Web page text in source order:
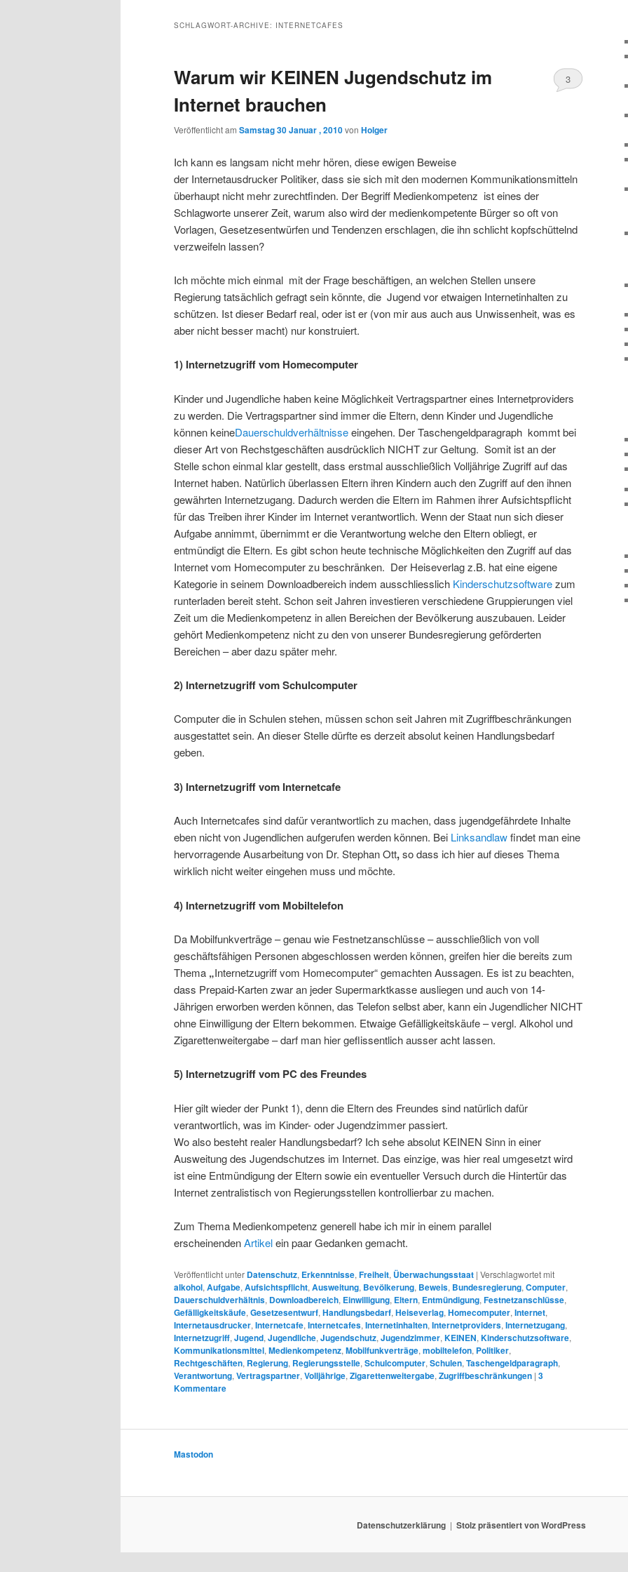
wechseln
SCHLAGWORT-ARCHIVE: INTERNETCAFES
Warum wir KEINEN Jugendschutz im
Internet brauchen
Veröffentlicht am Samstag 30 Januar , 2010von Holger
3
Ich kann es langsam nicht mehr hören, diese ewigen Beweise
der Internetausdrucker Politiker, dass sie sich mit den modernen Kommunikationsmitteln
überhaupt nicht mehr zurechtfinden. Der Begriff Medienkompetenz ist eines der
Schlagworte unserer Zeit, warum also wird der medienkompetente Bürger so oft von
Vorlagen, Gesetzesentwürfen und Tendenzen erschlagen, die ihn schlicht kopfschüttelnd
verzweifeln lassen?
Ich möchte mich einmal mit der Frage beschäftigen, an welchen Stellen unsere
Regierung tatsächlich gefragt sein könnte, die Jugend vor etwaigen Internetinhalten zu
schützen. Ist dieser Bedarf real, oder ist er (von mir aus auch aus Unwissenheit, was es
aber nicht besser macht) nur konstruiert.
1) Internetzugriff vom Homecomputer
Kinder und Jugendliche haben keine Möglichkeit Vertragspartner eines Internetproviders
zu werden. Die Vertragspartner sind immer die Eltern, denn Kinder und Jugendliche
können keineDauerschuldverhältnisseeingehen. Der Taschengeldparagraph kommt bei
dieser Art von Rechstgeschäften ausdrücklich NICHT zur Geltung. Somit ist an der
Stelle schon einmal klar gestellt, dass erstmal ausschließlich Volljährige Zugriff auf das
Internet haben. Natürlich überlassen Eltern ihren Kindern auch den Zugriff auf den ihnen
gewährten Internetzugang. Dadurch werden die Eltern im Rahmen ihrer Aufsichtspflicht
für das Treiben ihrer Kinder im Internet verantwortlich. Wenn der Staat nun sich dieser
Aufgabe annimmt, übernimmt er die Verantwortung welche den Eltern obliegt, er
entmündigt die Eltern. Es gibt schon heute technische Möglichkeiten den Zugriff auf das
Internet vom Homecomputer zu beschränken. Der Heiseverlag z.B. hat eine eigene
Kategorie in seinem Downloadbereich indem ausschliesslich Kinderschutzsoftwarezum
runterladen bereit steht. Schon seit Jahren investieren verschiedene Gruppierungen viel
Zeit um die Medienkompetenz in allen Bereichen der Bevölkerung auszubauen. Leider
gehört Medienkompetenz nicht zu den von unserer Bundesregierung geförderten
Bereichen – aber dazu später mehr.
2) Internetzugriff vom Schulcomputer
Computer die in Schulen stehen, müssen schon seit Jahren mit Zugriffbeschränkungen
ausgestattet sein. An dieser Stelle dürfte es derzeit absolut keinen Handlungsbedarf
geben.
3) Internetzugriff vom Internetcafe
Auch Internetcafes sind dafür verantwortlich zu machen, dass jugendgefährdete Inhalte
eben nicht von Jugendlichen aufgerufen werden können. Bei Linksandlawfindet man eine
hervorragende Ausarbeitung von Dr. Stephan Ott,so dass ich hier auf dieses Thema
wirklich nicht weiter eingehen muss und möchte.
4) Internetzugriff vom Mobiltelefon
Da Mobilfunkverträge – genau wie Festnetzanschlüsse – ausschließlich von voll
geschäftsfähigen Personen abgeschlossen werden können, greifen hier die bereits zum
Thema „Internetzugriff vom Homecomputer“ gemachten Aussagen. Es ist zu beachten,
dass Prepaid-Karten zwar an jeder Supermarktkasse ausliegen und auch von 14-
Jährigen erworben werden können, das Telefon selbst aber, kann ein Jugendlicher NICHT
ohne Einwilligung der Eltern bekommen. Etwaige Gefälligkeitskäufe – vergl. Alkohol und
Zigarettenweitergabe – darf man hier geflissentlich ausser acht lassen.
5) Internetzugriff vom PC des Freundes
Hier gilt wieder der Punkt 1), denn die Eltern des Freundes sind natürlich dafür
verantwortlich, was im Kinder- oder Jugendzimmer passiert.
Wo also besteht realer Handlungsbedarf? Ich sehe absolut KEINEN Sinn in einer
Ausweitung des Jugendschutzes im Internet. Das einzige, was hier real umgesetzt wird
ist eine Entmündigung der Eltern sowie ein eventueller Versuch durch die Hintertür das
Internet zentralistisch von Regierungsstellen kontrollierbar zu machen.
Zum Thema Medienkompetenz generell habe ich mir in einem parallel
erscheinendenArtikelein paar Gedanken gemacht.
Veröffentlicht unter Datenschutz, Erkenntnisse,Freiheit, Überwachungsstaat | Verschlagwortet mit
alkohol,Aufgabe,Aufsichtspflicht,Ausweitung, Bevölkerung, Beweis, Bundesregierung,Computer,
Dauerschuldverhältnis, Downloadbereich, Einwilligung, Eltern, Entmündigung,Festnetzanschlüsse,
Gefälligkeitskäufe,Gesetzesentwurf,Handlungsbedarf,Heiseverlag,Homecomputer,Internet,
Internetausdrucker,Internetcafe,Internetcafes,Internetinhalten,Internetproviders,Internetzugang,
Internetzugriff,Jugend,Jugendliche,Jugendschutz,Jugendzimmer,KEINEN,Kinderschutzsoftware,
Kommunikationsmittel,Medienkompetenz,Mobilfunkverträge,mobiltelefon, Politiker,
Rechtgeschäften, Regierung, Regierungsstelle,Schulcomputer,Schulen,Taschengeldparagraph,
Verantwortung,Vertragspartner,Volljährige,Zigarettenweitergabe,Zugriffbeschränkungen | 3
Kommentare
Mastodon
Datenschutzerklärung Stolz präsentiert von WordPress